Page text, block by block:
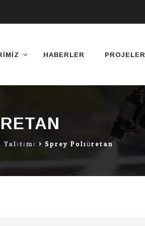
HABERLER PROJELER
> Sprey Poliüretan